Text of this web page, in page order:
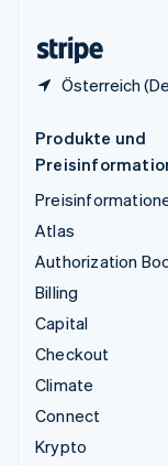
Österreich
Produkte und
Atlas
Authorization
Billing
Capital
Checkout
Climate
Connect
Krypto